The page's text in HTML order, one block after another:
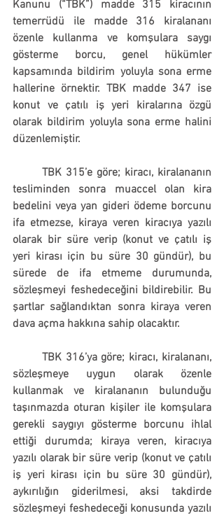
Kanunu (“TBK”) madde 315 kiracının
temerrüdü ile madde 316 kiralananı
özenle kullanma ve komşulara saygı
gösterme borcu, genel hükümler
kapsamında bildirim yoluyla sona erme
hallerine örnektir. TBK madde 347 ise
konut ve çatılı iş yeri kiralarına özgü
olarak bildirim yoluyla sona erme halini
düzenlemiştir.
tesliminden sonra muaccel olan kira
bedelini veya yan gideri ödeme borcunu
ifa etmezse, kiraya veren kiracıya yazılı
olarak bir süre verip (konut ve çatılı iş
yeri kirası için bu süre 30 gündür), bu
sürede de ifa etmeme durumunda,
sözleşmeyi feshedeceğini bildirebilir. Bu
şartlar sağlandıktan sonra kiraya veren
dava açma hakkına sahip olacaktır.
sözleşmeye uygun olarak özenle
kullanmak ve kiralananın bulunduğu
taşınmazda oturan kişiler ile komşulara
gerekli saygıyı gösterme borcunu ihlal
yazılı olarak bir süre verip (konut ve çatılı
iş yeri kirası için bu süre 30 gündür),
aykırılığın giderilmesi, aksi takdirde
sözleşmeyi feshedeceği konusunda yazılı